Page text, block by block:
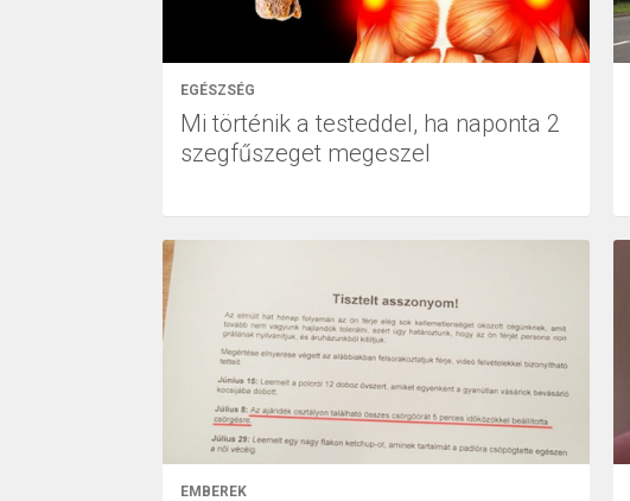
EGÉSZSÉG
Mi történik a testeddel, ha naponta 2
szegfűszeget megeszel
EMBEREK